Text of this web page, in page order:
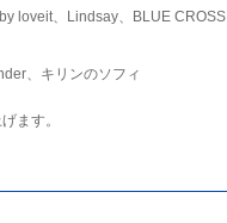
loveit、Lindsay、BLUE CROSS
、キリンのソフィ
ます。